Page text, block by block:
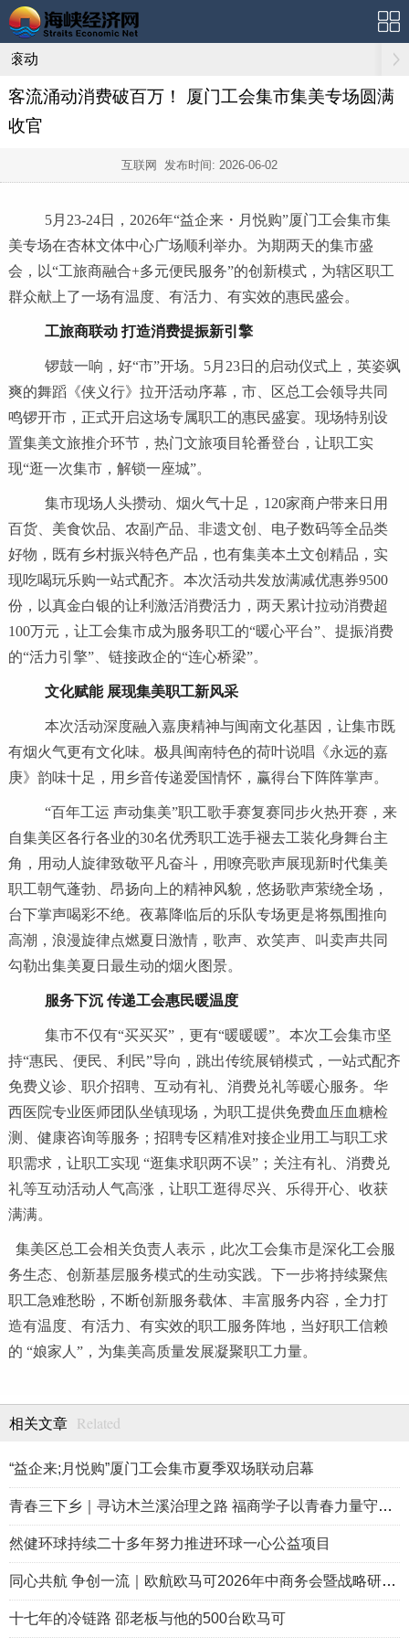
滚动
客流涌动消费破百万！ 厦门工会集市集美专场圆满
收官
互联网 发布时间: 2026-06-02
5月23-24日，2026年“益企来・月悦购”厦门工会集市集
美专场在杏林文体中心广场顺利举办。为期两天的集市盛
会，以“工旅商融合+多元便民服务”的创新模式，为辖区职工
群众献上了一场有温度、有活力、有实效的惠民盛会。
工旅商联动 打造消费提振新引擎
锣鼓一响，好“市”开场。5月23日的启动仪式上，英姿飒
爽的舞蹈《侠义行》拉开活动序幕，市、区总工会领导共同
鸣锣开市，正式开启这场专属职工的惠民盛宴。现场特别设
置集美文旅推介环节，热门文旅项目轮番登台，让职工实
现“逛一次集市，解锁一座城”。
集市现场人头攒动、烟火气十足，120家商户带来日用
百货、美食饮品、农副产品、非遗文创、电子数码等全品类
好物，既有乡村振兴特色产品，也有集美本土文创精品，实
现吃喝玩乐购一站式配齐。本次活动共发放满减优惠券9500
份，以真金白银的让利激活消费活力，两天累计拉动消费超
100万元，让工会集市成为服务职工的“暖心平台”、提振消费
的“活力引擎”、链接政企的“连心桥梁”。
文化赋能 展现集美职工新风采
本次活动深度融入嘉庚精神与闽南文化基因，让集市既
有烟火气更有文化味。极具闽南特色的荷叶说唱《永远的嘉
庚》韵味十足，用乡音传递爱国情怀，赢得台下阵阵掌声。
“百年工运 声动集美”职工歌手赛复赛同步火热开赛，来
自集美区各行各业的30名优秀职工选手褪去工装化身舞台主
角，用动人旋律致敬平凡奋斗，用嘹亮歌声展现新时代集美
职工朝气蓬勃、昂扬向上的精神风貌，悠扬歌声萦绕全场，
台下掌声喝彩不绝。夜幕降临后的乐队专场更是将氛围推向
高潮，浪漫旋律点燃夏日激情，歌声、欢笑声、叫卖声共同
勾勒出集美夏日最生动的烟火图景。
服务下沉 传递工会惠民暖温度
集市不仅有“买买买”，更有“暖暖暖”。本次工会集市坚
持“惠民、便民、利民”导向，跳出传统展销模式，一站式配齐
免费义诊、职介招聘、互动有礼、消费兑礼等暖心服务。华
西医院专业医师团队坐镇现场，为职工提供免费血压血糖检
测、健康咨询等服务；招聘专区精准对接企业用工与职工求
职需求，让职工实现 “逛集求职两不误”；关注有礼、消费兑
礼等互动活动人气高涨，让职工逛得尽兴、乐得开心、收获
满满。
集美区总工会相关负责人表示，此次工会集市是深化工会服
务生态、创新基层服务模式的生动实践。下一步将持续聚焦
职工急难愁盼，不断创新服务载体、丰富服务内容，全力打
造有温度、有活力、有实效的职工服务阵地，当好职工信赖
的 “娘家人”，为集美高质量发展凝聚职工力量。
相关文章 Related
“益企来;月悦购”厦门工会集市夏季双场联动启幕
青春三下乡｜寻访木兰溪治理之路 福商学子以青春力量守护海西碧
然健环球持续二十多年努力推进环球一心公益项目
同心共航 争创一流｜欧航欧马可2026年中商务会暨战略研讨会圆满
十七年的冷链路 邵老板与他的500台欧马可